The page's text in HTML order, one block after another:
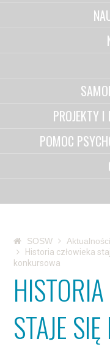
PROJEKTY I
POMOC
SOSW
Historia człowieka
konkursowa
STAJE